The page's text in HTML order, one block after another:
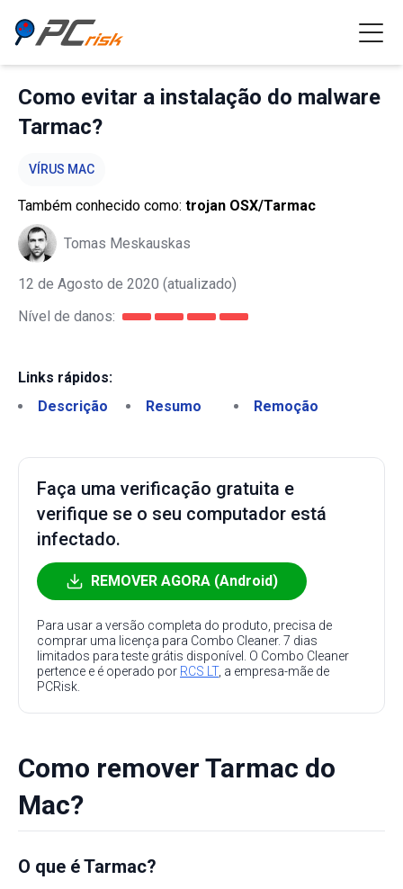
Como evitar a instalação do malware
Tarmac?
VÍRUS MAC
Também conhecido como: trojan OSX/Tarmac
Tomas Meskauskas
12 de Agosto de 2020 (atualizado)
Nível de danos:
Links rápidos:
Descrição
Resumo Remoção
Faça uma verificação gratuita e
verifique se o seu computador está
infectado.
REMOVER AGORA (Android)
Para usar a versão completa do produto, precisa de
comprar uma licença para Combo Cleaner. 7 dias
limitados para teste grátis disponível. O Combo Cleaner
pertence e é operado por RCS LT, a empresa-mãe de
PCRisk.
Como remover Tarmac do
Mac?
O que é Tarmac?